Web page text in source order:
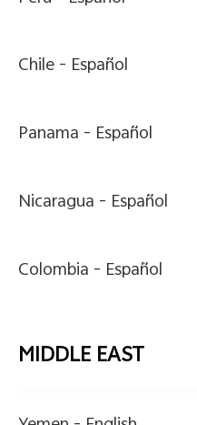
Chile - Español
Panama - Español
Nicaragua - Español
Colombia - Español
MIDDLE EAST